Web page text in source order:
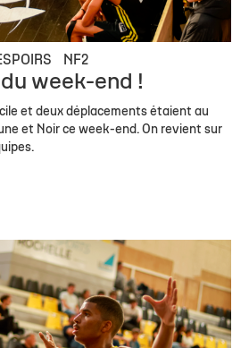
NF2
week-end !
et deux déplacements étaient au
et Noir ce week-end. On revient sur